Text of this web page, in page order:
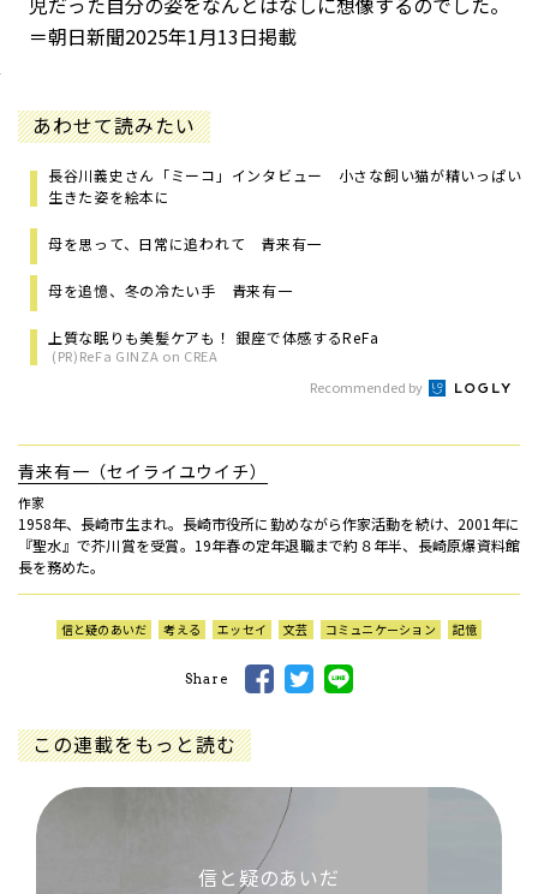
＝朝日新聞2025年1月13日掲載
あわせて読みたい
長谷川義史さん「ミーコ」インタビュー 小さな飼い猫が精いっぱい
生きた姿を絵本に
母を思って、日常に追われて 青来有一
母を追憶、冬の冷たい手 青来有一
上質な眠りも美髪ケアも！ 銀座で体感するReFa
(PR)ReFa GINZA on CREA
Recommended by
青来有一（セイライユウイチ）
作家
1958年、長崎市生まれ。長崎市役所に勤めながら作家活動を続け、2001年に
『聖水』で芥川賞を受賞。19年春の定年退職まで約８年半、長崎原爆資料館
長を務めた。
信と疑のあいだ 考える エッセイ 文芸 コミュニケーション 記憶
Share
この連載をもっと読む
信と疑のあいだ